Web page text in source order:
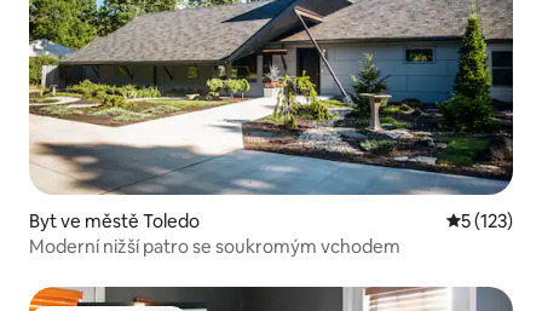
Byt ve městě Toledo Průměrné
5 (123)
Moderní nižší patro se soukromým vchodem